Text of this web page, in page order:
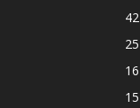
42
25
16
15